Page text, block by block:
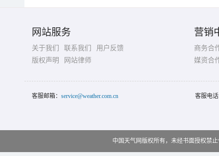
网站服务
关于我们 联系我们
用户反馈
版权声明
网站律师
营销
商务合
媒资合
客服邮箱： service@weather.com.cn 客服电
中国天气网版权所有，未经书面授权